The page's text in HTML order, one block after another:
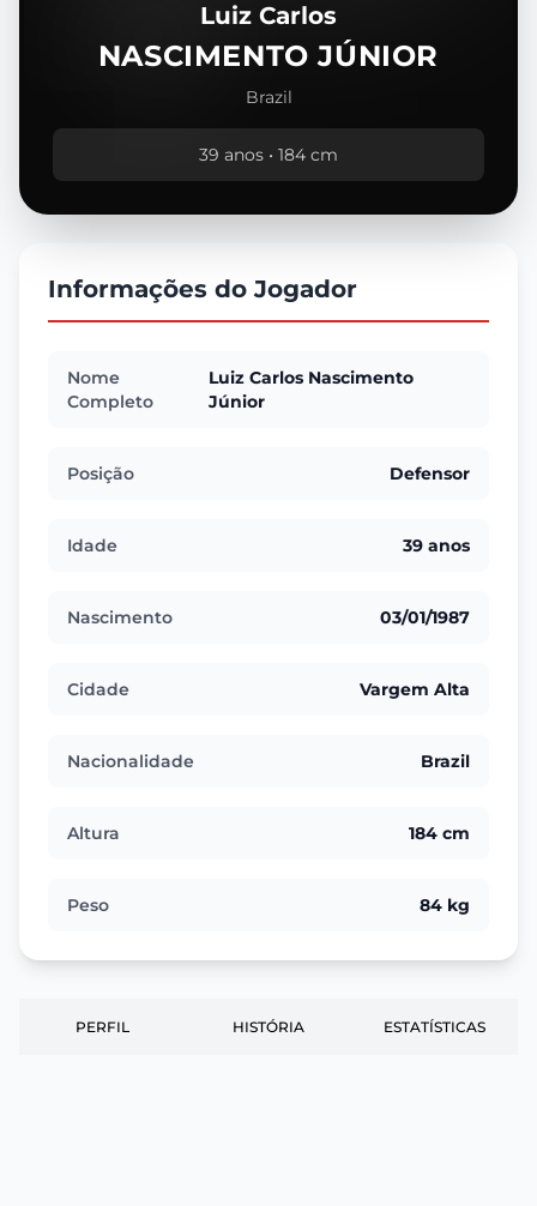
Luiz Carlos
NASCIMENTO JÚNIOR
Brazil
39 anos • 184 cm
Informações do Jogador
Nome
Completo
Luiz Carlos Nascimento
Júnior
Posição Defensor
Idade 39 anos
Nascimento 03/01/1987
Cidade Vargem Alta
Nacionalidade Brazil
Altura 184 cm
Peso 84 kg
PERFIL HISTÓRIA ESTATÍSTICAS